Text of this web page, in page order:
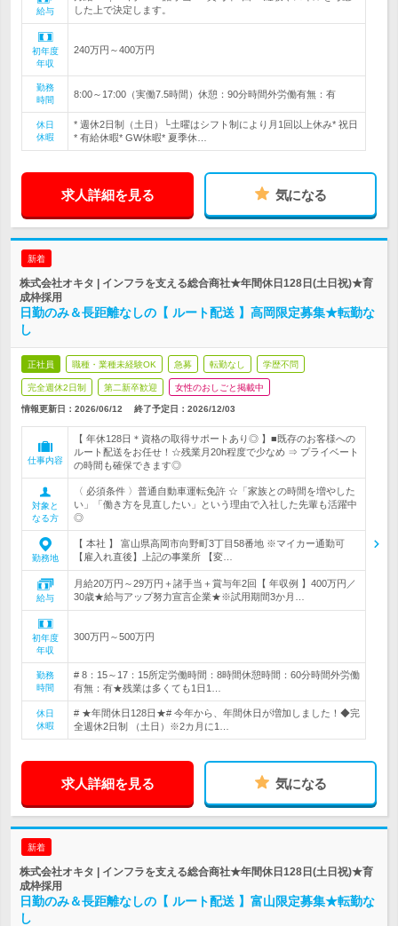
給与
した上で決定します。
初年度
年収
240万円～400万円
勤務
時間
8:00～17:00（実働7.5時間）休憩：90分時間外労働有無：有
休日
休暇
* 週休2日制（土日）└土曜はシフト制により月1回以上休み* 祝日
* 有給休暇* GW休暇* 夏季休…
求人詳細を見る 気になる
新着
株式会社オキタ | インフラを支える総合商社★年間休日128日(土日祝)★育
成枠採用
日勤のみ＆長距離なしの【 ルート配送 】高岡限定募集★転勤な
し
正社員 職種・業種未経験OK 急募 転勤なし 学歴不問
完全週休2日制 第二新卒歓迎 女性のおしごと掲載中
情報更新日：2026/06/12 終了予定日： 2026/12/03
仕事内容
【 年休128日＊資格の取得サポートあり◎ 】■既存のお客様への
ルート配送をお任せ！☆残業月20h程度で少なめ ⇒ プライベート
の時間も確保できます◎
対象と
なる方
〈 必須条件 〉普通自動車運転免許 ☆「家族との時間を増やした
い」「働き方を見直したい」という理由で入社した先輩も活躍中
◎
勤務地
【 本社 】 富山県高岡市向野町3丁目58番地 ※マイカー通勤可
【雇入れ直後】上記の事業所 【変…
給与
月給20万円～29万円＋諸手当＋賞与年2回【 年収例 】400万円／
30歳★給与アップ努力宣言企業★※試用期間3か月…
初年度
年収
300万円～500万円
勤務
時間
# 8：15～17：15所定労働時間：8時間休憩時間：60分時間外労働
有無：有★残業は多くても1日1…
休日
休暇
# ★年間休日128日★# 今年から、年間休日が増加しました！◆完
全週休2日制 （土日）※2カ月に1…
求人詳細を見る 気になる
新着
株式会社オキタ | インフラを支える総合商社★年間休日128日(土日祝)★育
成枠採用
日勤のみ＆長距離なしの【 ルート配送 】富山限定募集★転勤な
し